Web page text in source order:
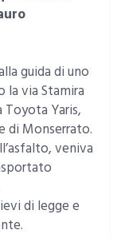
guida di uno
la via Stamira
Yaris,
di Monserrato.
veniva
di legge e